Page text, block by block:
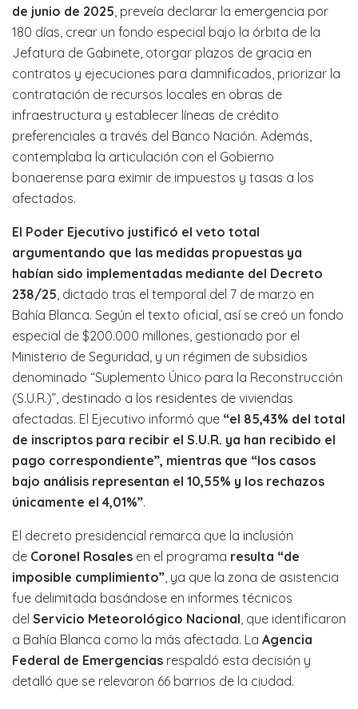
de junio de 2025, preveía declarar la emergencia por
180 días, crear un fondo especial bajo la órbita de la
Jefatura de Gabinete, otorgar plazos de gracia en
contratos y ejecuciones para damnificados, priorizar la
contratación de recursos locales en obras de
infraestructura y establecer líneas de crédito
preferenciales a través del Banco Nación. Además,
contemplaba la articulación con el Gobierno
bonaerense para eximir de impuestos y tasas a los
afectados.
El Poder Ejecutivo justificó el veto total
argumentando que las medidas propuestas ya
habían sido implementadas mediante del Decreto
238/25, dictado tras el temporal del 7 de marzo en
Bahía Blanca. Según el texto oficial, así se creó un fondo
especial de $200.000 millones, gestionado por el
Ministerio de Seguridad, y un régimen de subsidios
denominado “Suplemento Único para la Reconstrucción
(S.U.R.)”, destinado a los residentes de viviendas
afectadas. El Ejecutivo informó que “el 85,43% del total
de inscriptos para recibir el S.U.R. ya han recibido el
pago correspondiente”, mientras que “los casos
bajo análisis representan el 10,55% y los rechazos
únicamente el 4,01%”.
El decreto presidencial remarca que la inclusión
de Coronel Rosales en el programa resulta “de
imposible cumplimiento”, ya que la zona de asistencia
fue delimitada basándose en informes técnicos
del Servicio Meteorológico Nacional, que identificaron
a Bahía Blanca como la más afectada. La Agencia
Federal de Emergencias respaldó esta decisión y
detalló que se relevaron 66 barrios de la ciudad.